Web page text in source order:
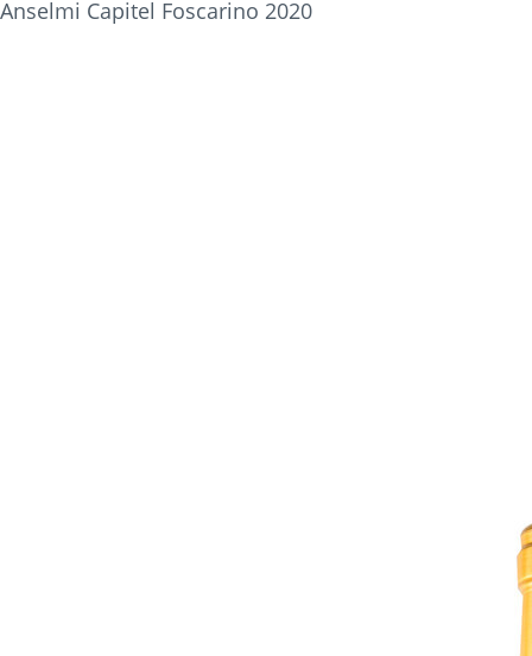
Anselmi Capitel Foscarino 2020